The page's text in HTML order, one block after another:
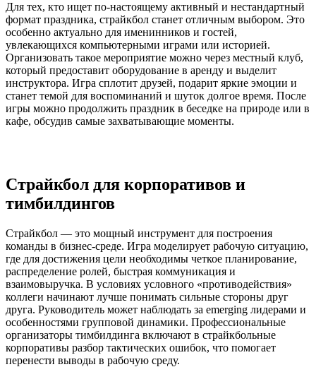
Для тех, кто ищет по-настоящему активный и нестандартный
формат праздника, страйкбол станет отличным выбором. Это
особенно актуально для именинников и гостей,
увлекающихся компьютерными играми или историей.
Организовать такое мероприятие можно через местный клуб,
который предоставит оборудование в аренду и выделит
инструктора. Игра сплотит друзей, подарит яркие эмоции и
станет темой для воспоминаний и шуток долгое время. После
игры можно продолжить праздник в беседке на природе или в
кафе, обсудив самые захватывающие моменты.
Страйкбол для корпоративов и
тимбилдингов
Страйкбол — это мощный инструмент для построения
команды в бизнес-среде. Игра моделирует рабочую ситуацию,
где для достижения цели необходимы четкое планирование,
распределение ролей, быстрая коммуникация и
взаимовыручка. В условиях условного «противодействия»
коллеги начинают лучше понимать сильные стороны друг
друга. Руководитель может наблюдать за emerging лидерами и
особенностями групповой динамики. Профессиональные
организаторы тимбилдинга включают в страйкбольные
корпоративы разбор тактических ошибок, что помогает
перенести выводы в рабочую среду.